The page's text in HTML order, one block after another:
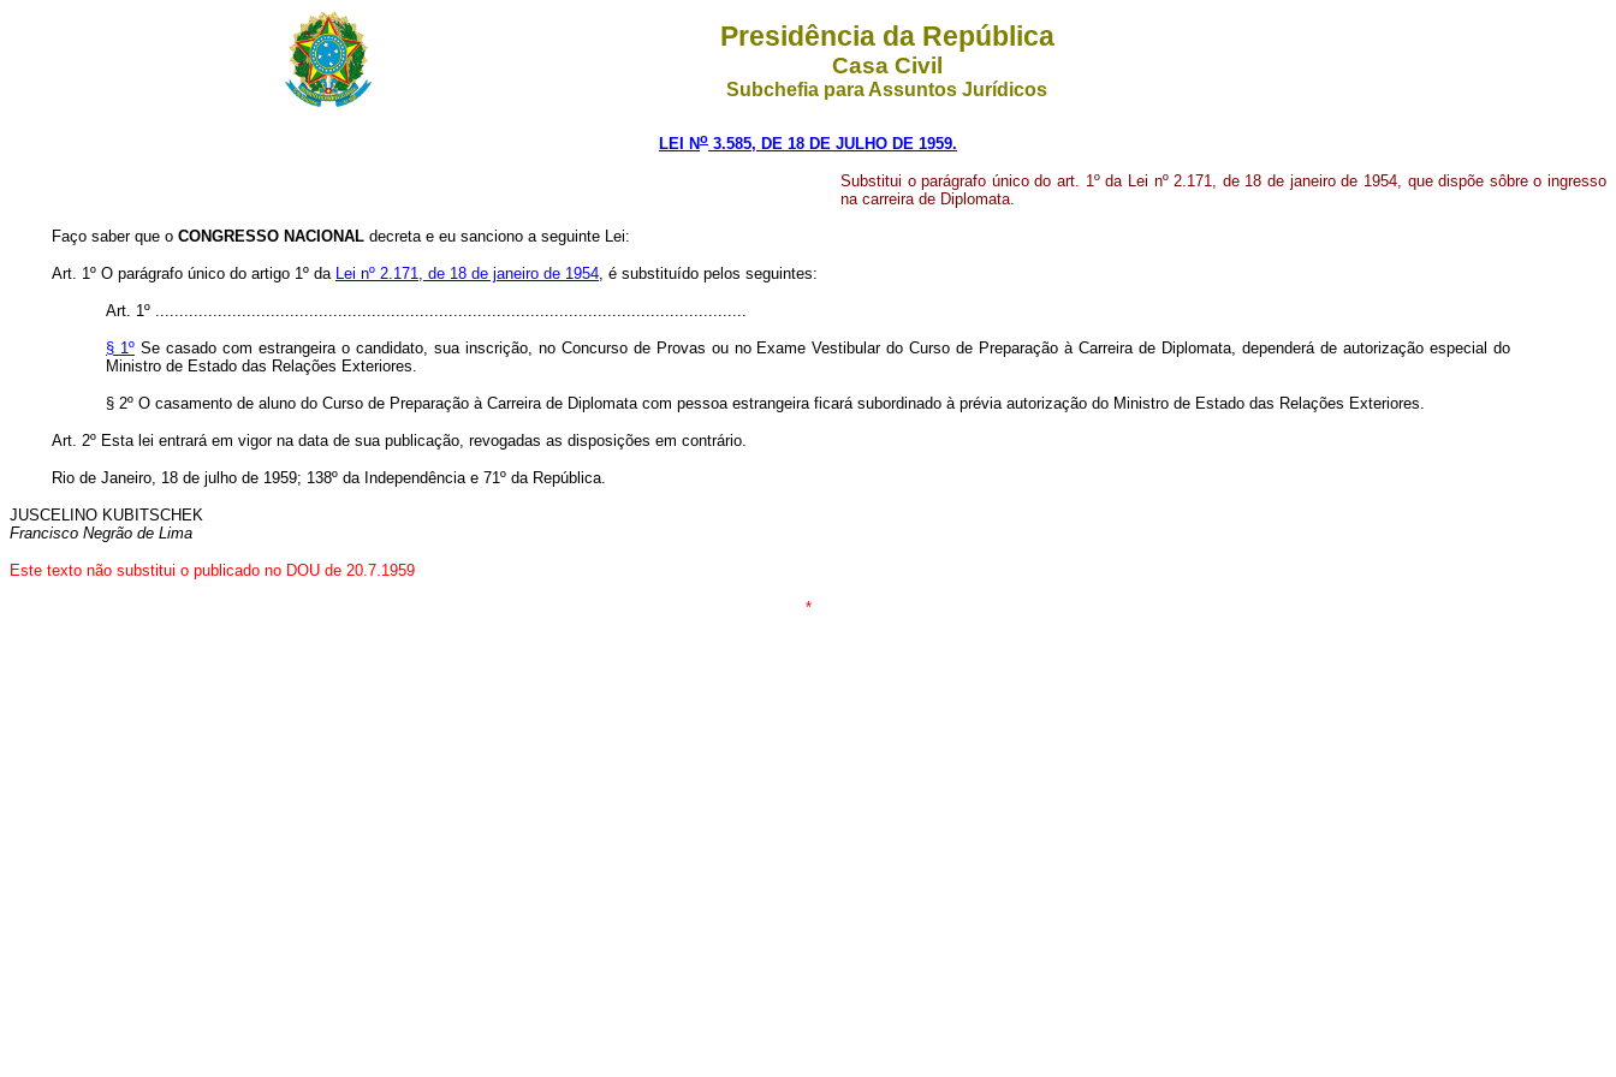
Presidência da República
Casa Civil
Subchefia para Assuntos Jurídicos
LEI No 3.585, DE 18 DE JULHO DE 1959.
Substitui o parágrafo único do art. 1º da Lei nº 2.171, de 18 de janeiro de 1954, que dispõe sôbre o ingresso
na carreira de Diplomata.
Faço saber que o CONGRESSO NACIONAL decreta e eu sanciono a seguinte Lei:
Art. 1º O parágrafo único do artigo 1º da Lei nº 2.171, de 18 de janeiro de 1954, é substituído pelos seguintes:
Art. 1º ...........................................................................................................................
§ 1ºSe casado com estrangeira o candidato, sua inscrição, no Concurso de Provas ou no Exame Vestibular do Curso de Preparação à Carreira de Diplomata, dependerá de autorização especial do
Ministro de Estado das Relações Exteriores.
§ 2º O casamento de aluno do Curso de Preparação à Carreira de Diplomata com pessoa estrangeira ficará subordinado à prévia autorização do Ministro de Estado das Relações Exteriores.
Art. 2º Esta lei entrará em vigor na data de sua publicação, revogadas as disposições em contrário.
Rio de Janeiro, 18 de julho de 1959; 138º da Independência e 71º da República.
JUSCELINO KUBITSCHEK
Francisco Negrão de Lima
Este texto não substitui o publicado no DOU de 20.7.1959
*